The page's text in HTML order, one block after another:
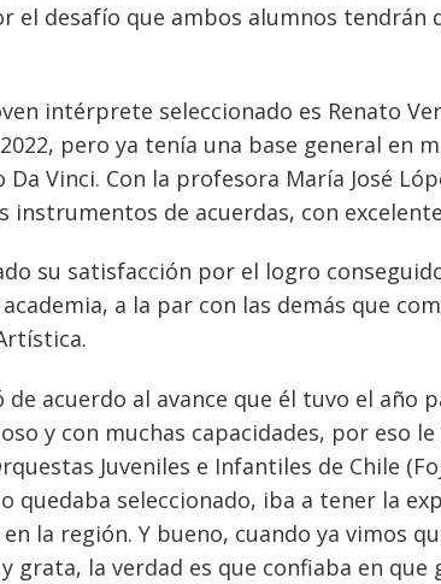
el desafío que ambos alumnos tendrán
intérprete seleccionado es Renato
pero ya tenía una base general en
Vinci. Con la profesora María José
de acuerdas, con
su satisfacción por el logro
a la par con las demás que
acuerdo al avance que él tuvo el año
y con muchas capacidades, por eso
Juveniles e Infantiles de Chile
quedaba seleccionado, iba a tener la
la región. Y bueno, cuando ya vimos
grata, la verdad es que confiaba en que